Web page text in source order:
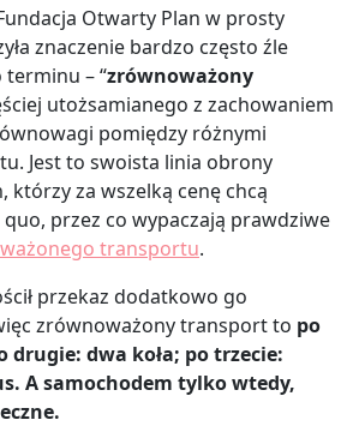
Otwarty Plan w prosty
znaczenie bardzo często źle
– “zrównoważony
utożsamianego z zachowaniem
pomiędzy różnymi
Jest to swoista linia obrony
którzy za wszelką cenę chcą
przez co wypaczają prawdziwe
transportu.
przekaz dodatkowo go
zrównoważony transport to po
drugie: dwa koła; po trzecie:
A samochodem tylko wtedy,